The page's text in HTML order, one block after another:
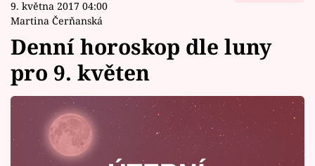
Témata
Celebrity
Vztahy
9. května 2017 04:00
Martina Čerňanská
Denní horoskop dle luny
pro 9. květen